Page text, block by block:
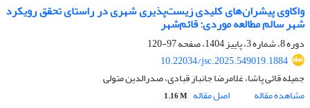
واکاوی پیشران‌های کلیدی زیست‌پذیری شهری در راستای تحقق رویکرد
شهر سالم مطالعه موردی: قائم‌شهر
دوره 8، شماره 3، پاییز 1404، صفحه
97-120
10.22034/jsc.2025.549019.1884
جمیله قائی پاشا، غلامرضا جانباز قبادی، صدرالدین متولی
مشاهده مقاله
اصل مقاله 1.16 M